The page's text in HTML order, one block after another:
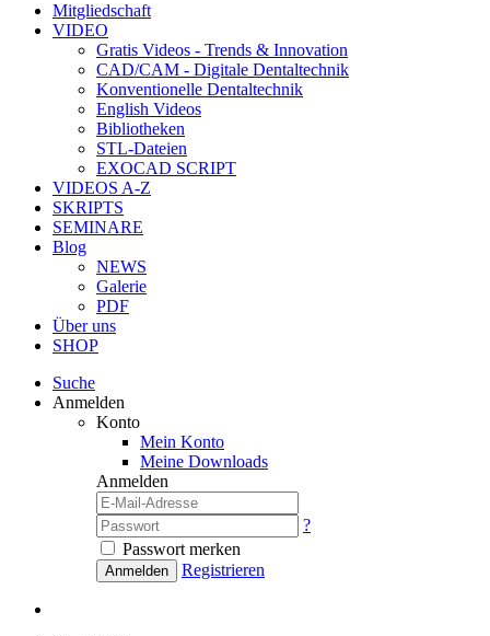
Mitgliedschaft
VIDEO
Gratis Videos - Trends & Innovation
CAD/CAM - Digitale Dentaltechnik
Konventionelle Dentaltechnik
English Videos
Bibliotheken
STL-Dateien
EXOCAD SCRIPT
VIDEOS A-Z
SKRIPTS
SEMINARE
Blog
NEWS
Galerie
PDF
Über uns
SHOP
Suche
Anmelden
Konto
Mein Konto
Meine Downloads
Anmelden
?
Passwort merken
Anmelden Registrieren